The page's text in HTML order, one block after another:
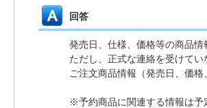
回答
発売日、仕様、価格等の商品情
ただし、正式な連絡を受けて
ご注文商品情報（発売日、価
※予約商品に関連する情報は予